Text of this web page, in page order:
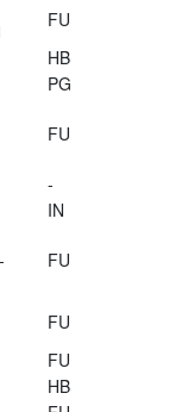
FU
HB
PG
FU
-
IN
FU
FU
FU
HB